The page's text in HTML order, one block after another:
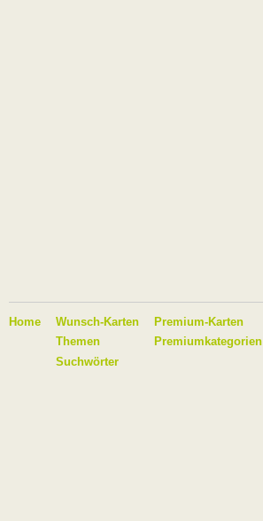
Home
Wunsch-Karten
Themen
Suchwörter
Premium-Karten
Premiumkategorien